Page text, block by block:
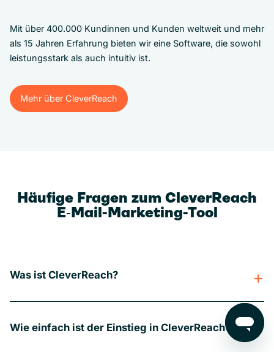
Mit über 400.000 Kundinnen und Kunden weltweit und mehr
als 15 Jahren Erfahrung bieten wir eine Software, die sowohl
leistungsstark als auch intuitiv ist.
Mehr über CleverReach
Mehr über CleverReach
Häufige Fragen zum CleverReach
E‑Mail-Marketing-Tool
Was ist CleverReach?
Wie einfach ist der Einstieg in CleverReach?